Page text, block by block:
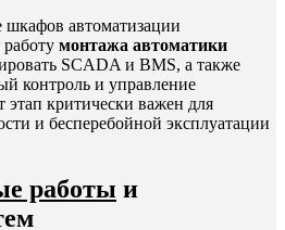
шкафов автоматизации
монтажа автоматики
SCADA и BMS, а также
контроль и управление
критически важен для
и бесперебойной эксплуатации
работы и